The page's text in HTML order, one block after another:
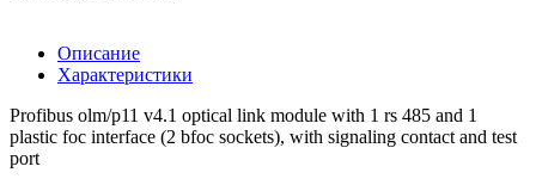
Описание
Характеристики
Profibus olm/p11 v4.1 optical link module with 1 rs 485 and 1
plastic foc interface (2 bfoc sockets), with signaling contact and test
port